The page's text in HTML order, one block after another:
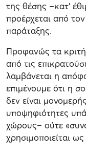
της θέσης –κατ’
προέρχεται από
παράταξης.
Προφανώς τα
από τις
λαμβάνεται η
επιμένουμε ότι η
δεν είναι
υποψηφιότητες
χώρους– ούτε
χρησιμοποιείται